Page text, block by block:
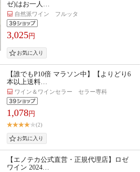
ゼ)はお一人…
自然派ワイン フルッタ
3,025円
【誰でもP10倍 マラソン中】【よりどり6
本以上送料…
ワイン＆ワインセラー セラー専科
1,078円
(2)
【エノテカ公式直営・正規代理店】ロゼ
ワイン 2024…